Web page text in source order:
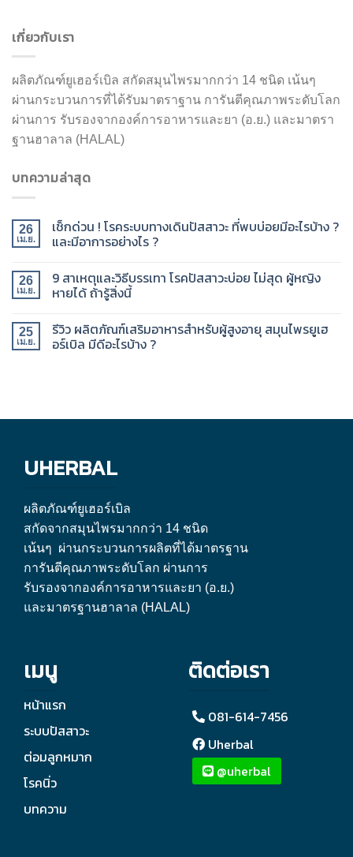
เกี่ยวกับเรา
ผลิตภัณฑ์ยูเฮอร์เบิล สกัดสมุนไพรมากกว่า 14 ชนิด เน้นๆ
ผ่านกระบวนการที่ได้รับมาตราฐาน การันตีคุณภาพระดับโลก
ผ่านการ รับรองจากองค์การอาหารและยา (อ.ย.) และมาตรา
ฐานฮาลาล (HALAL)
บทความล่าสุด
26
เม.ย.
เช็กด่วน ! โรคระบบทางเดินปัสสาวะ ที่พบบ่อยมีอะไรบ้าง ?
และมีอาการอย่างไร ?
26
เม.ย.
9 สาเหตุและวิธีบรรเทา โรคปัสสาวะบ่อย ไม่สุด ผู้หญิง
หายได้ ถ้ารู้สิ่งนี้
25
เม.ย.
รีวิว ผลิตภัณฑ์เสริมอาหารสำหรับผู้สูงอายุ สมุนไพรยูเฮ
อร์เบิล มีดีอะไรบ้าง ?
UHERBAL
ผลิตภัณฑ์ยูเฮอร์เบิล
สกัดจากสมุนไพรมากกว่า 14 ชนิด
เน้นๆ ผ่านกระบวนการผลิตที่ได้มาตรฐาน
การันตีคุณภาพระดับโลก ผ่านการ
รับรองจากองค์การอาหารและยา (อ.ย.)
และมาตรฐานฮาลาล (HALAL)
เมนู
หน้าแรก
ระบบปัสสาวะ
ต่อมลูกหมาก
โรคนิ่ว
บทความ
ติดต่อเรา
081-614-7456
Uherbal
@uherbal